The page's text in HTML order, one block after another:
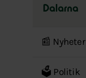
Dalarna
över
menyn
📰 Nyheter
🗳 Politik